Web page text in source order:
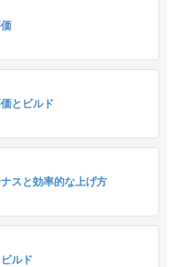
とビルド
スと効率的な上げ方
ルド